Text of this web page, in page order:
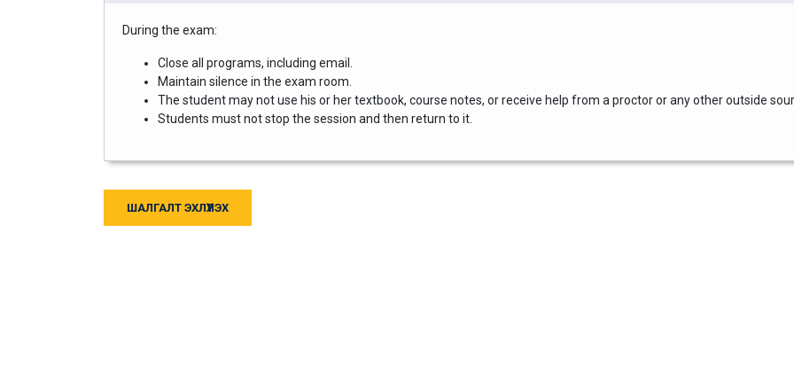
During the exam:
Close all programs, including email.
Maintain silence in the exam room.
The student may not use his or her textbook, course notes, or receive help from a proctor or any other outside
Students must not stop the session and then return to it.
ШАЛГАЛТ ЭХЛҮҮЛЭХ